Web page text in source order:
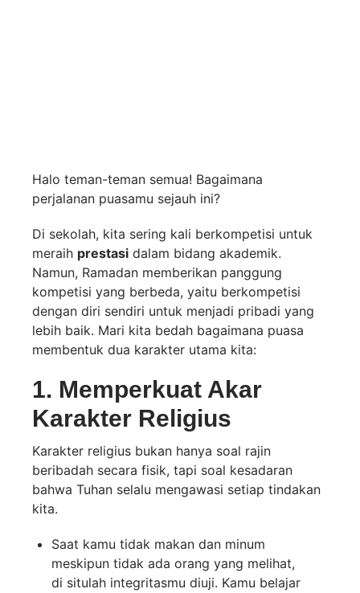
Halo teman-teman semua! Bagaimana
perjalanan puasamu sejauh ini?
Di sekolah, kita sering kali berkompetisi untuk
meraih prestasi dalam bidang akademik.
Namun, Ramadan memberikan panggung
kompetisi yang berbeda, yaitu berkompetisi
dengan diri sendiri untuk menjadi pribadi yang
lebih baik. Mari kita bedah bagaimana puasa
membentuk dua karakter utama kita:
1. Memperkuat Akar
Karakter Religius
Karakter religius bukan hanya soal rajin
beribadah secara fisik, tapi soal kesadaran
bahwa Tuhan selalu mengawasi setiap tindakan
kita.
Saat kamu tidak makan dan minum
meskipun tidak ada orang yang melihat,
di situlah integritasmu diuji. Kamu belajar